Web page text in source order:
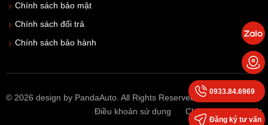
Chính sách bảo mật
Chính sách đổi trả
Chính sách bảo hành
© 2026 design by PandaAuto. All Rights Reserved
Điều khoản sử dụng
Chính sách bảo mật
0933.84.6969
Đăng ký tư vấn